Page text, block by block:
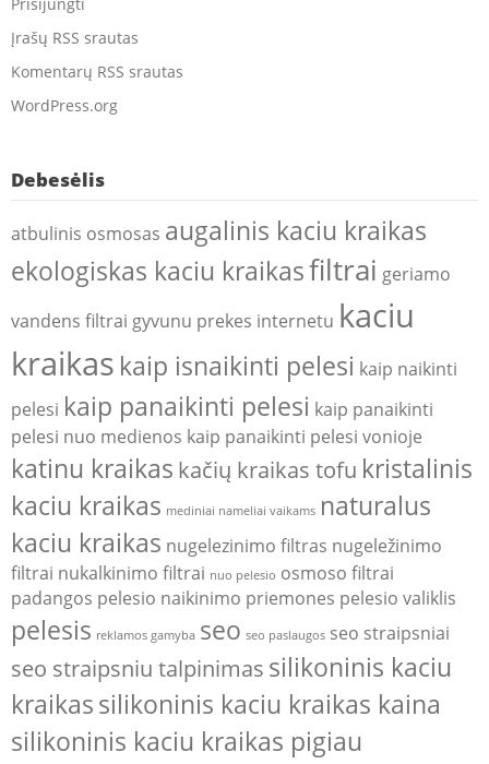
Įrašų RSS srautas
Komentarų RSS srautas
WordPress.org
Debesėlis
atbulinis osmosas augalinis kaciu kraikas
ekologiskas kaciu kraikasfiltrai geriamo
vandens filtrai gyvunu prekes internetu kaciu
kraikas kaip isnaikinti pelesi kaip naikinti
pelesi kaip panaikinti pelesi kaip panaikinti
pelesi nuo medienos kaip panaikinti pelesi vonioje
katinu kraikas kačių kraikas tofu kristalinis
kaciu kraikas mediniai nameliai vaikams naturalus
kaciu kraikas nugelezinimo filtras nugeležinimo
filtrai nukalkinimo filtrai nuo pelesio osmoso filtrai
padangos pelesio naikinimo priemones pelesio valiklis
pelesis reklamos gamyba seo seo paslaugos seo straipsniai
seo straipsniu talpinimas silikoninis kaciu
kraikassilikoninis kaciu kraikas kaina
silikoninis kaciu kraikas pigiau